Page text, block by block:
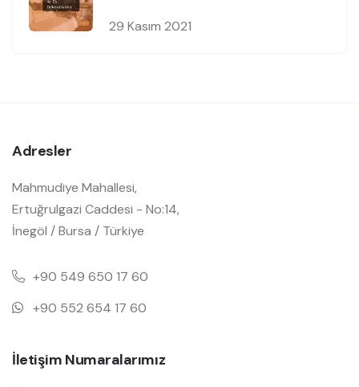
29 Kasım 2021
Adresler
Mahmudiye Mahallesi,
Ertuğrulgazi Caddesi - No:14,
İnegöl / Bursa / Türkiye
+90 549 650 17 60
+90 552 654 17 60
İletişim Numaralarımız